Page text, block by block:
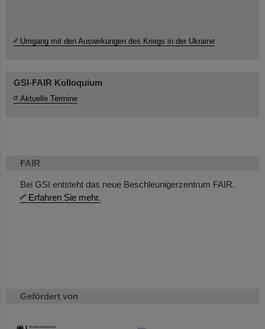
FAIR
Bei GSI entsteht das neue Beschleunigerzentrum FAIR.
Erfahren Sie mehr.
Gefördert von
HMWK
Umgang mit den Auswirkungen des Kriegs in der Ukraine
GSI-FAIR Kolloquium
Aktuelle Termine